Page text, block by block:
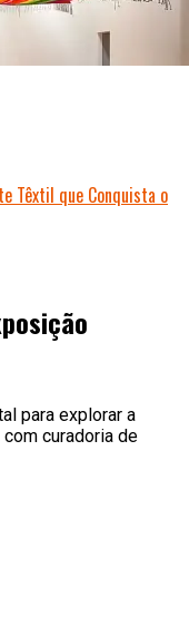
Têxtil que Conquista o
para explorar a
curadoria de